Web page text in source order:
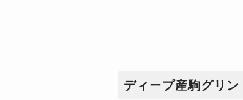
ディープ産駒グリ